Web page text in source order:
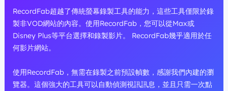
RecordFab超越了傳統螢幕錄製工具的能力，這些工具僅限於錄
製非VOD網站的內容。使用RecordFab，您可以從Max或
Disney Plus等平台選擇和錄製影片。 RecordFab幾乎適用於任
何影片網站。
使用RecordFab，無需在錄製之前預設幀數，感謝我們內建的瀏
覽器。這個強大的工具可以自動偵測視訊訊息，並且只需一次點